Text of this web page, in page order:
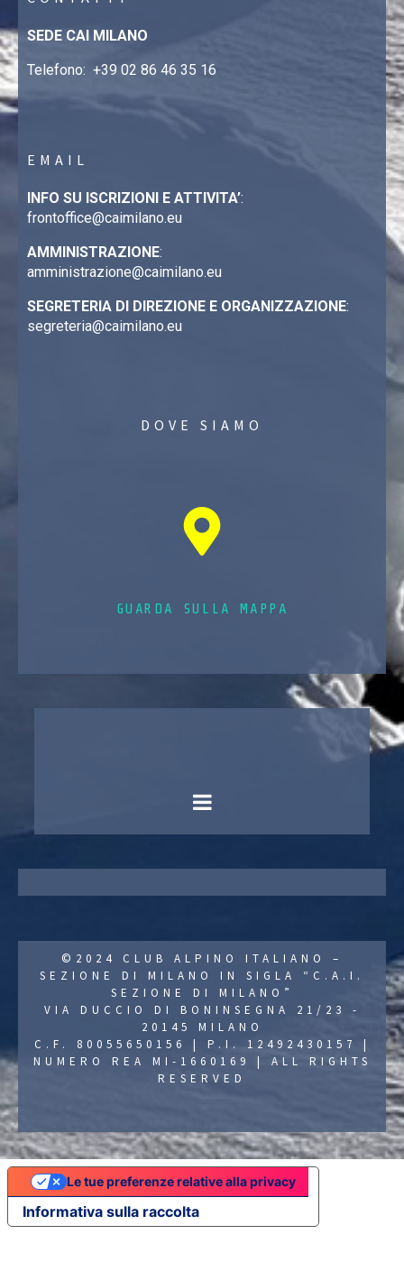
SEDE CAI MILANO
Telefono: +39 02 86 46 35 16
EMAIL
INFO SU ISCRIZIONI E ATTIVITA’:
frontoffice@caimilano.eu
AMMINISTRAZIONE:
amministrazione@caimilano.eu
SEGRETERIA DI DIREZIONE E ORGANIZZAZIONE:
segreteria@caimilano.eu
DOVE SIAMO
GUARDA SULLA MAPPA
©2024 CLUB ALPINO ITALIANO –
SEZIONE DI MILANO IN SIGLA “C.A.I.
SEZIONE DI MILANO”
VIA DUCCIO DI BONINSEGNA 21/23 -
20145 MILANO
C.F. 80055650156 | P.I. 12492430157 |
NUMERO REA MI-1660169 | ALL RIGHTS
RESERVED
Informativa sulla raccolta
Le tue preferenze relative alla privacy